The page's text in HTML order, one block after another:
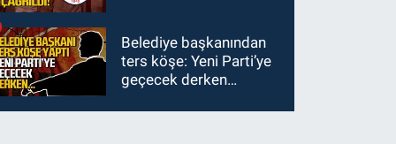
Belediye başkanından
ters köşe: Yeni Parti’ye
geçecek derken…